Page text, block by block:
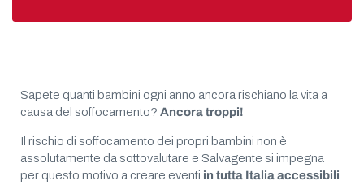
Sapete quanti bambini ogni anno ancora rischiano la vita a
causa del soffocamento? Ancora troppi!
Il rischio di soffocamento dei propri bambini non è
assolutamente da sottovalutare e Salvagente si impegna
per questo motivo a creare eventi in tutta Italia accessibili